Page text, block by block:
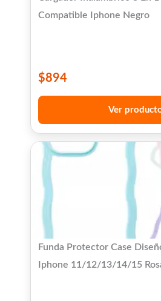
Compatible Iphone Negro
$894
Ver
Funda Protector Case
Iphone 11/12/13/14/15